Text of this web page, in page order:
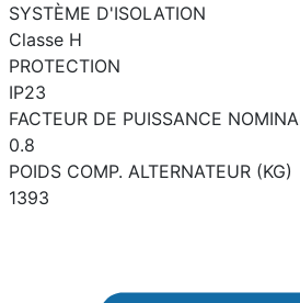
SYSTÈME D'ISOLATION
Classe H
PROTECTION
IP23
FACTEUR DE PUISSANCE
0.8
POIDS COMP. ALTERNATEUR (KG)
1393